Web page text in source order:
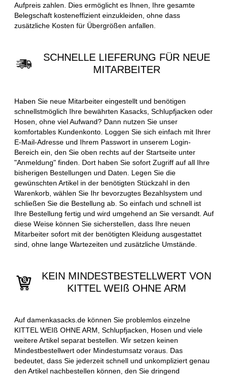
Aufpreis zahlen. Dies ermöglicht es Ihnen, Ihre gesamte
Belegschaft kosteneffizient einzukleiden, ohne dass
zusätzliche Kosten für Übergrößen anfallen.
SCHNELLE LIEFERUNG FÜR NEUE
MITARBEITER
Haben Sie neue Mitarbeiter eingestellt und benötigen
schnellstmöglich Ihre bewährten Kasacks, Schlupfjacken oder
Hosen, ohne viel Aufwand? Dann nutzen Sie unser
komfortables Kundenkonto. Loggen Sie sich einfach mit Ihrer
E-Mail-Adresse und Ihrem Passwort in unserem Login-
Bereich ein, den Sie oben rechts auf der Startseite unter
"Anmeldung" finden. Dort haben Sie sofort Zugriff auf all Ihre
bisherigen Bestellungen und Daten. Legen Sie die
gewünschten Artikel in der benötigten Stückzahl in den
Warenkorb, wählen Sie Ihr bevorzugtes Bezahlsystem und
schließen Sie die Bestellung ab. So einfach und schnell ist
Ihre Bestellung fertig und wird umgehend an Sie versandt. Auf
diese Weise können Sie sicherstellen, dass Ihre neuen
Mitarbeiter sofort mit der benötigten Kleidung ausgestattet
sind, ohne lange Wartezeiten und zusätzliche Umstände.
KEIN MINDESTBESTELLWERT VON
KITTEL WEIß OHNE ARM
Auf damenkasacks.de können Sie problemlos einzelne
KITTEL WEIß OHNE ARM, Schlupfjacken, Hosen und viele
weitere Artikel separat bestellen. Wir setzen keinen
Mindestbestellwert oder Mindestumsatz voraus. Das
bedeutet, dass Sie jederzeit schnell und unkompliziert genau
den Artikel nachbestellen können, den Sie dringend